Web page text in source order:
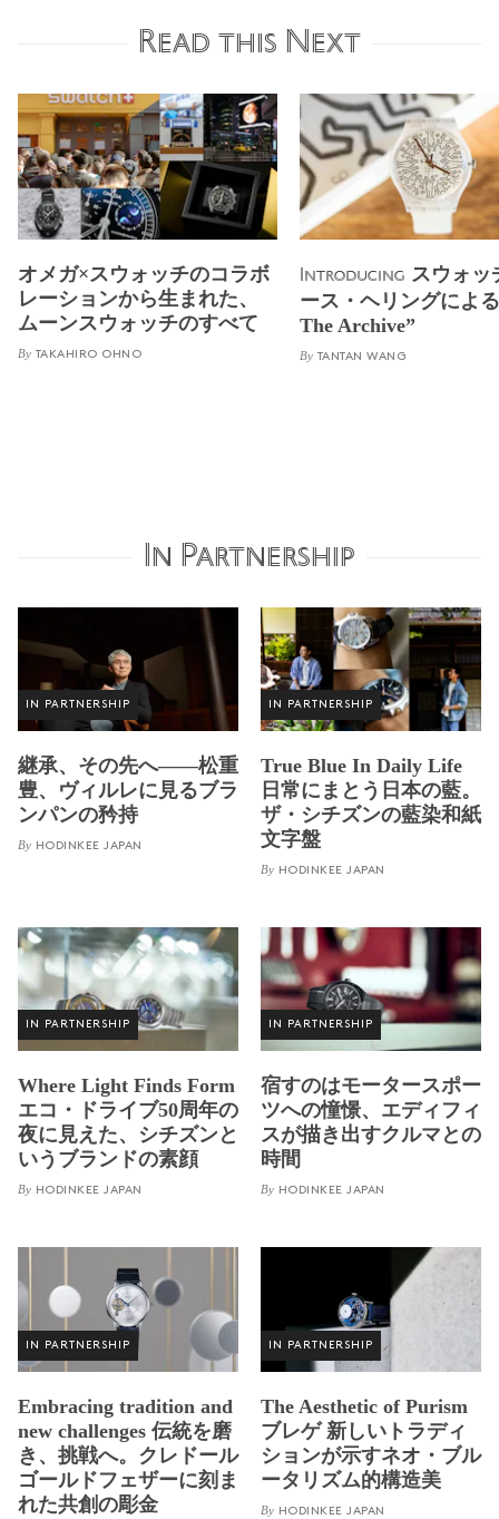
Read this Next
オメガ×スウォッチのコラボ
レーションから生まれた、
ムーンスウォッチのすべて
By TAKAHIRO OHNO
Introducing スウォッ
ース・ヘリングによ
The Archive”
By TANTAN WANG
In Partnership
IN PARTNERSHIP
継承、その先へ——松重
豊、ヴィルレに見るブラ
ンパンの矜持
By HODINKEE JAPAN
IN PARTNERSHIP
True Blue In Daily Life
日常にまとう日本の藍。
ザ・シチズンの藍染和紙
文字盤
By HODINKEE JAPAN
IN PARTNERSHIP
Where Light Finds Form
エコ・ドライブ50周年の
夜に見えた、シチズンと
いうブランドの素顔
By HODINKEE JAPAN
IN PARTNERSHIP
宿すのはモータースポー
ツへの憧憬、エディフィ
スが描き出すクルマとの
時間
By HODINKEE JAPAN
IN PARTNERSHIP
Embracing tradition and
new challenges 伝統を磨
き、挑戦へ。クレドール
ゴールドフェザーに刻ま
れた共創の彫金
IN PARTNERSHIP
The Aesthetic of Purism
ブレゲ 新しいトラディ
ションが示すネオ・ブル
ータリズム的構造美
By HODINKEE JAPAN